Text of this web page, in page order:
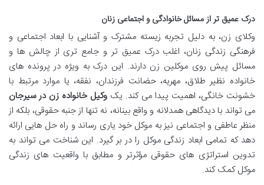
درک عمیق تر از مسائل خانوادگی و اجتماعی زنان
وکلای زن، به دلیل تجربه زیسته مشترک و آشنایی با ابعاد اجتماعی و
فرهنگی زندگی زنان، اغلب درک عمیق تر و جامع تری از چالش ها و
مسائل پیش روی موکلین زن دارند. این درک به ویژه در پرونده های
خانواده نظیر طلاق، مهریه، حضانت فرزندان، نفقه، یا موارد مرتبط با
خشونت خانگی، اهمیت پیدا می کند. یک وکیل خانواده زن در سیرجان
می تواند با دیدگاهی همدلانه و واقع بینانه، نه تنها از جنبه حقوقی، بلکه از
منظر عاطفی و اجتماعی نیز به موکل خود یاری رساند و راه حل هایی ارائه
دهد که تمامی ابعاد زندگی موکل را در بر گیرد. این شناخت می تواند به
تدوین استراتژی های حقوقی مؤثرتر و مطابق با واقعیت های زندگی
موکل کمک کند.